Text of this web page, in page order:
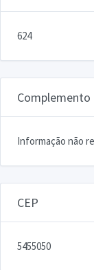
624
Complemento
Informação não
CEP
5455050